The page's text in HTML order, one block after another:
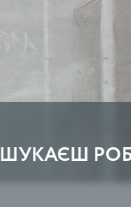
ШУКАЄШ